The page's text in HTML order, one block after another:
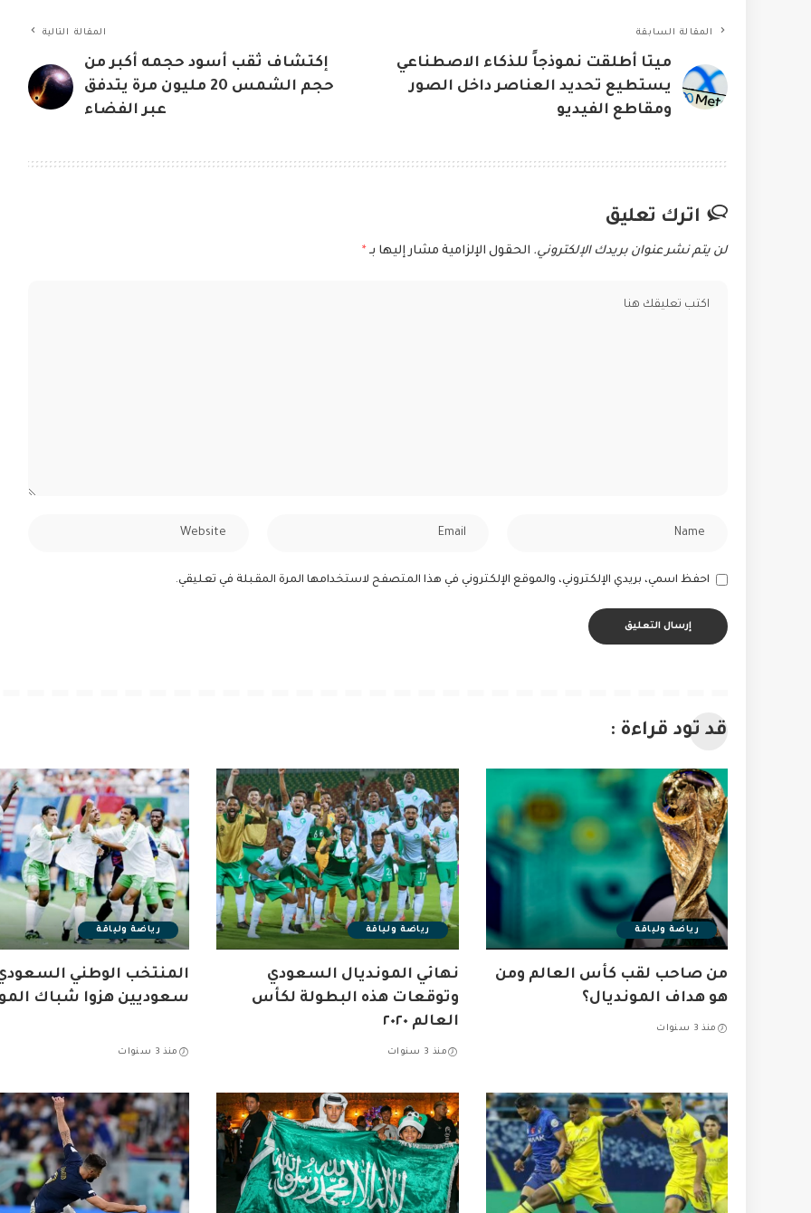
المقالة السابقة
ميتا أطلقت نموذجاً للذكاء الاصطناعي
يستطيع تحديد العناصر داخل الصور
ومقاطع الفيديو
المقالة التالية
إكتشاف ثقب أسود حجمه أكبر من
حجم الشمس 20 مليون مرة يتدفق
عبر الفضاء
اترك تعليق
لن يتم نشر عنوان بريدك الإلكتروني. الحقول الإلزامية مشار إليها بـ *
احفظ اسمي، بريدي الإلكتروني، والموقع الإلكتروني في هذا المتصفح لاستخدامها المرة المقبلة في تعليقي.
قد تود قراءة :
رياضة ولياقة
من صاحب لقب كأس العالم ومن
هو هداف المونديال؟
منذ 3 سنوات
رياضة ولياقة
نهائي المونديال السعودي
وتوقعات هذه البطولة لكأس
العالم ٢٠٢٠
منذ 3 سنوات
رياضة ولياقة
سعوديين هزوا شباك
منذ 3 سنوات